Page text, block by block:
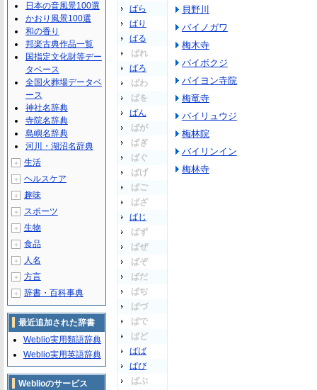
ばら
ばり
ばる
ばれ
ばろ
ばわ
ばを
ばん
ばが
ばぎ
ばぐ
ばげ
ばご
ばざ
ばじ
ばず
ばぜ
ばぞ
ばだ
ばぢ
ばづ
ばで
ばど
ばば
ばび
ばぶ
貝野川
バイノガワ
梅木寺
バイボクジ
バイヨン寺院
梅竜寺
バイリュウジ
梅林院
バイリンイン
梅林寺
日本の音風景100選
かおり風景100選
和の香り
邦楽古典作品一覧
国指定文化財等デー
タベース
全国火葬場データベ
ース
神社名辞典
寺院名辞典
島嶼名辞典
河川・湖沼名辞典
＋ 生活
＋ ヘルスケア
＋ 趣味
＋ スポーツ
＋ 生物
＋ 食品
＋ 人名
＋ 方言
＋ 辞書・百科事典
最近追加された辞書
Weblio実用類語辞典
Weblio実用英語辞典
Weblioのサービス